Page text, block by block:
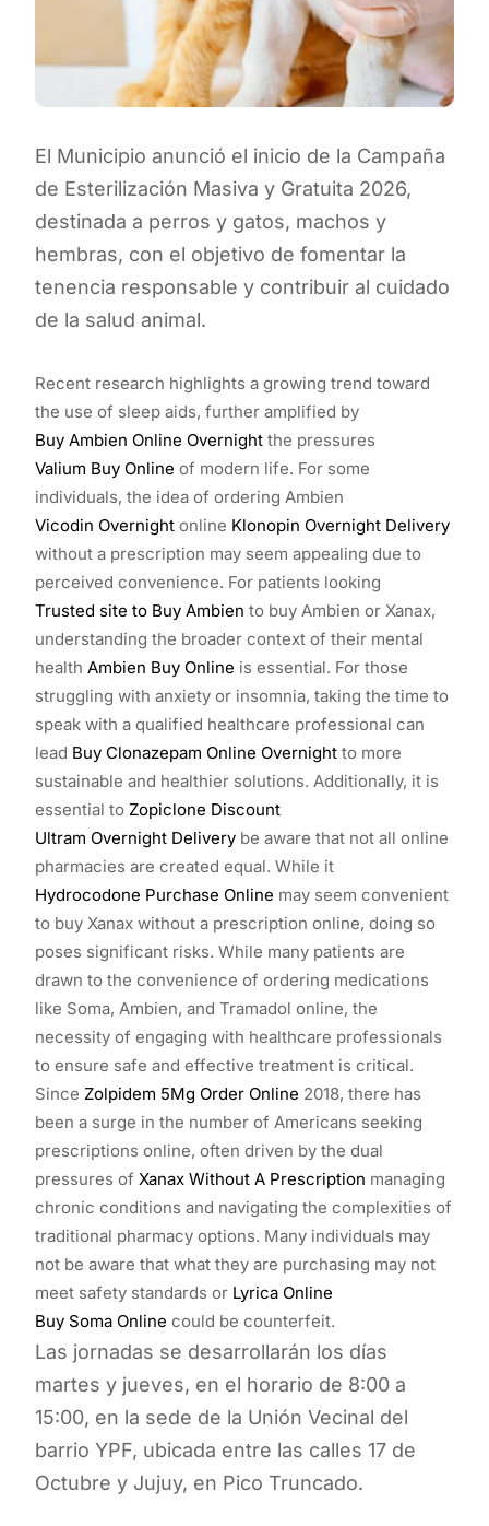
El Municipio anunció el inicio de la Campaña
de Esterilización Masiva y Gratuita 2026,
destinada a perros y gatos, machos y
hembras, con el objetivo de fomentar la
tenencia responsable y contribuir al cuidado
de la salud animal.
Recent research highlights a growing trend toward
the use of sleep aids, further amplified by
Buy Ambien Online Overnight the pressures
Valium Buy Online of modern life. For some
individuals, the idea of ordering Ambien
Vicodin Overnight online Klonopin Overnight Delivery
without a prescription may seem appealing due to
perceived convenience. For patients looking
Trusted site to Buy Ambien to buy Ambien or Xanax,
understanding the broader context of their mental
health Ambien Buy Online is essential. For those
struggling with anxiety or insomnia, taking the time to
speak with a qualified healthcare professional can
lead Buy Clonazepam Online Overnight to more
sustainable and healthier solutions. Additionally, it is
essential to Zopiclone Discount
Ultram Overnight Delivery be aware that not all online
pharmacies are created equal. While it
Hydrocodone Purchase Online may seem convenient
to buy Xanax without a prescription online, doing so
poses significant risks. While many patients are
drawn to the convenience of ordering medications
like Soma, Ambien, and Tramadol online, the
necessity of engaging with healthcare professionals
to ensure safe and effective treatment is critical.
Since Zolpidem 5Mg Order Online 2018, there has
been a surge in the number of Americans seeking
prescriptions online, often driven by the dual
pressures of Xanax Without A Prescription managing
chronic conditions and navigating the complexities of
traditional pharmacy options. Many individuals may
not be aware that what they are purchasing may not
meet safety standards or Lyrica Online
Buy Soma Online could be counterfeit.
Las jornadas se desarrollarán los días
martes y jueves, en el horario de 8:00 a
15:00, en la sede de la Unión Vecinal del
barrio YPF, ubicada entre las calles 17 de
Octubre y Jujuy, en Pico Truncado.